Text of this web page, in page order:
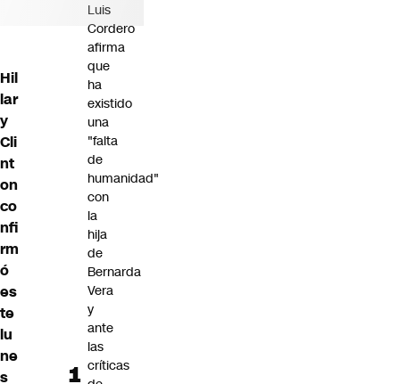
Hil
lar
y
Cli
nt
on
co
nfi
rm
ó
es
te
lu
ne
s
Luis
Cordero
afirma
que
ha
existido
una
"falta
de
humanidad"
con
la
hija
de
Bernarda
Vera
y
ante
las
críticas